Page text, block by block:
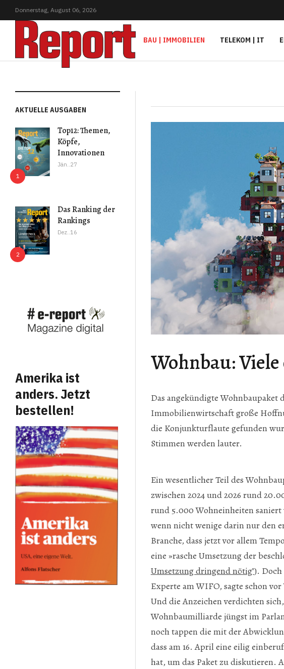
Donnerstag, August 06, 2026
BAU | IMMOBILIEN TELEKOM | IT
AKTUELLE AUSGABEN
Top12: Themen,
Köpfe,
Innovationen
Jän..27
Das Ranking der
Rankings
Dez..16
Amerika ist
anders. Jetzt
bestellen!
Wohnbau:
Das angekündigte
Immobilienwirtschaft große
die Konjunkturflaute gefunden
Stimmen werden lauter.
Ein wesentlicher Teil des
zwischen 2024 und 2026 rund
rund 5.000 Wohneinheiten
wenn nicht wenige darin nur den
Branche, dass jetzt vor allem
eine »rasche Umsetzung der
Umsetzung dringend nötig").
Experte am WIFO, sagte schon
Und die Anzeichen verdichten
Wohnbaumilliarde jüngst im
noch tappen die mit der
dass am 16. April eine eilig
hat, um das Paket zu